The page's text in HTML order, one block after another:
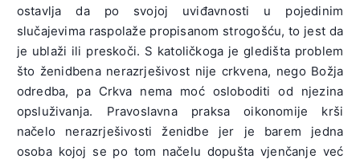
ostavlja da po svojoj uviđavnosti u pojedinim
slučajevima raspolaže propisanom strogošću, to jest da
je ublaži ili preskoči. S katoličkoga je gledišta problem
što ženidbena nerazrješivost nije crkvena, nego Božja
odredba, pa Crkva nema moć osloboditi od njezina
opsluživanja. Pravoslavna praksa oikonomije krši
načelo nerazrješivosti ženidbe jer je barem jedna
osoba kojoj se po tom načelu dopušta vjenčanje već